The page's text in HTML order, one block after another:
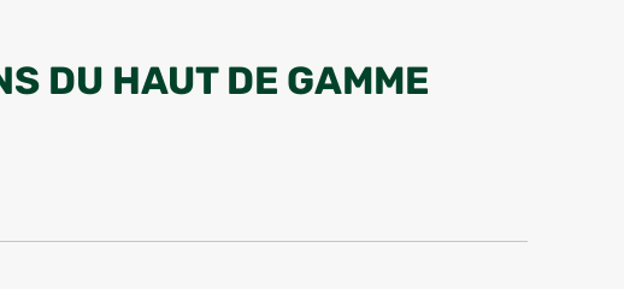
DU HAUT DE GAMME
un modèle équilibré, pensé pour convenir à une large